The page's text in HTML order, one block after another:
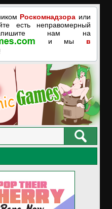
Роскомнадзора или
есть неправомерный
нам на
и мы в